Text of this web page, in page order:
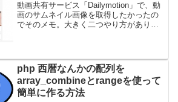
動画共有サービス「Dailymotion」で、動
画のサムネイル画像を取得したかったの
でそのメモ。大きく二つやり方がありま
php 西暦なんかの配列を
array_combineとrangeを使って
簡単に作る方法